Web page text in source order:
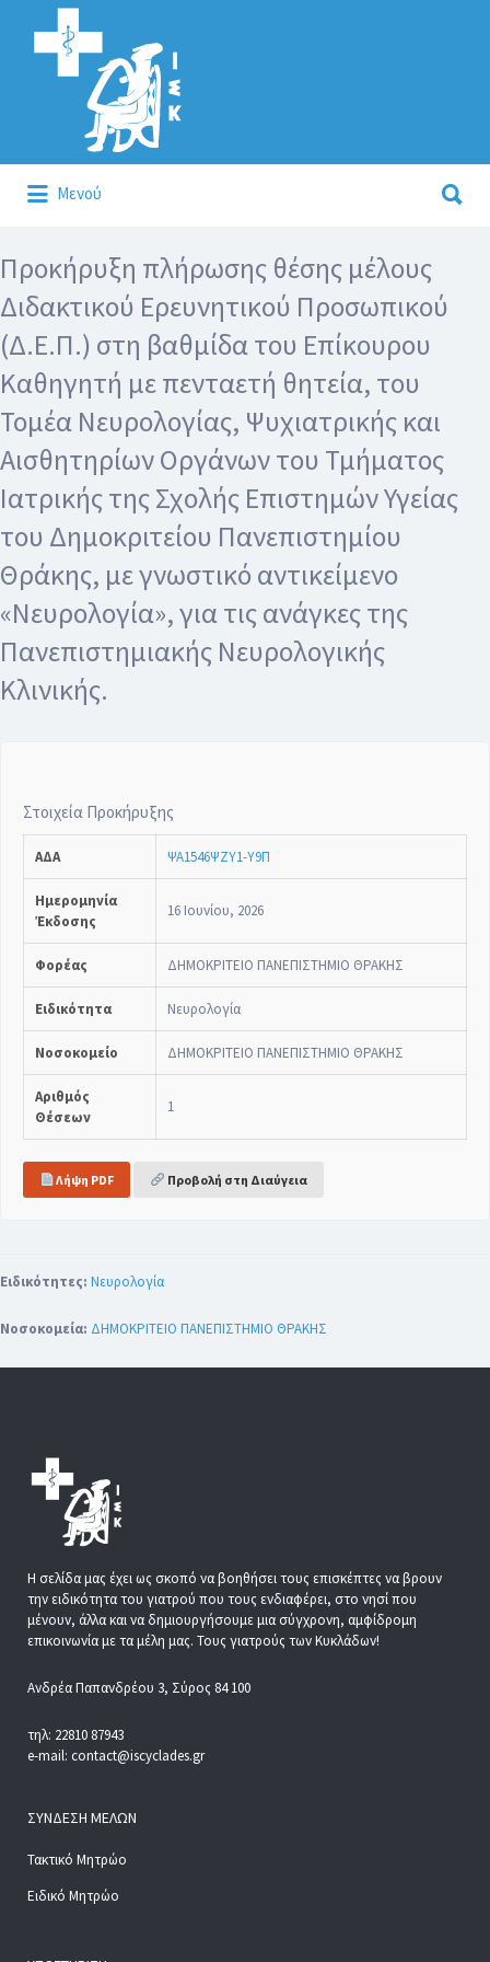
Αναζήτηση
για:
Μενού
για:
Προκήρυξη πλήρωσης θέσης μέλους
Διδακτικού Ερευνητικού Προσωπικού
(Δ.Ε.Π.) στη βαθμίδα του Επίκουρου
Καθηγητή με πενταετή θητεία, του
Τομέα Νευρολογίας, Ψυχιατρικής και
Αισθητηρίων Οργάνων του Τμήματος
Ιατρικής της Σχολής Επιστημών Υγείας
του Δημοκριτείου Πανεπιστημίου
Θράκης, με γνωστικό αντικείμενο
«Νευρολογία», για τις ανάγκες της
Πανεπιστημιακής Νευρολογικής
Κλινικής.
Στοιχεία Προκήρυξης
ΑΔΑ ΨΑ1546ΨΖΥ1-Υ9Π
Ημερομηνία
Έκδοσης
16 Ιουνίου, 2026
Φορέας ΔΗΜΟΚΡΙΤΕΙΟ ΠΑΝΕΠΙΣΤΗΜΙΟ ΘΡΑΚΗΣ
Ειδικότητα Νευρολογία
Νοσοκομείο ΔΗΜΟΚΡΙΤΕΙΟ ΠΑΝΕΠΙΣΤΗΜΙΟ ΘΡΑΚΗΣ
Αριθμός
Θέσεων
1
Λήψη PDF Προβολή στη Διαύγεια
Ειδικότητες: Νευρολογία
Νοσοκομεία: ΔΗΜΟΚΡΙΤΕΙΟ ΠΑΝΕΠΙΣΤΗΜΙΟ ΘΡΑΚΗΣ
Η σελίδα μας έχει ως σκοπό να βοηθήσει τους επισκέπτες να βρουν
την ειδικότητα του γιατρού που τους ενδιαφέρει, στο νησί που
μένουν, άλλα και να δημιουργήσουμε μια σύγχρονη, αμφίδρομη
επικοινωνία με τα μέλη μας. Τους γιατρούς των Κυκλάδων!
Ανδρέα Παπανδρέου 3, Σύρος 84 100
τηλ: 22810 87943
e-mail: contact@iscyclades.gr
ΣΎΝΔΕΣΗ ΜΕΛΏΝ
Τακτικό Μητρώο
Ειδικό Μητρώο